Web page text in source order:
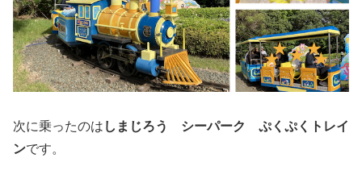
次に乗ったのは しまじろう シーパーク ぷくぷくトレイ
ンです。